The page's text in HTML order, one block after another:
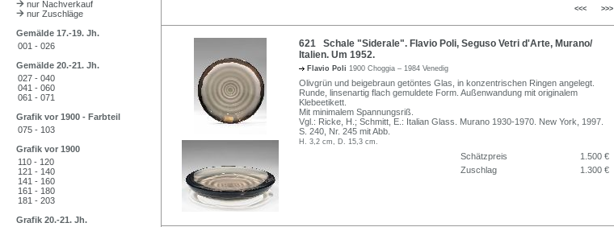
nur Nachverkauf
nur Zuschläge
Gemälde 17.-19. Jh.
001 - 026
Gemälde 20.-21. Jh.
027 - 040
041 - 060
061 - 071
Grafik vor 1900 - Farbteil
075 - 103
Grafik vor 1900
110 - 120
121 - 140
141 - 160
161 - 180
181 - 203
Grafik 20.-21. Jh.
<<< >>>
621 Schale "Siderale". Flavio Poli, Seguso Vetri d'Arte, Murano/
Italien. Um 1952.
Flavio Poli 1900 Choggia – 1984 Venedig
Olivgrün und beigebraun getöntes Glas, in konzentrischen Ringen angelegt.
Runde, linsenartig flach gemuldete Form. Außenwandung mit originalem
Klebeetikett.
Mit minimalem Spannungsriß.
Vgl.: Ricke, H.; Schmitt, E.: Italian Glass. Murano 1930-1970. New York, 1997.
S. 240, Nr. 245 mit Abb.
H. 3,2 cm, D. 15,3 cm.
Schätzpreis
1.500 €
Zuschlag
1.300 €